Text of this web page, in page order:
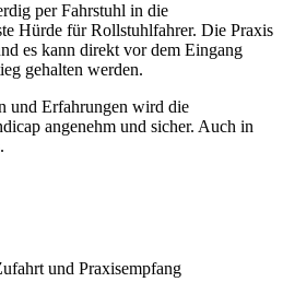
per Fahrstuhl in die
Hürde für Rollstuhlfahrer. Die Praxis
es kann direkt vor dem Eingang
gehalten werden.
und Erfahrungen wird die
angenehm und sicher. Auch in
und Praxisempfang